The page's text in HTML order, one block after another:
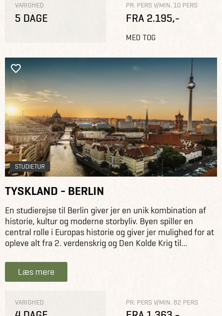
VARIGHED
5 DAGE
PR. PERS V/MIN. 10 PERS
FRA 2.195,-
MED TOG
STUDIETUR
TYSKLAND - BERLIN
En studierejse til Berlin giver jer en unik kombination af
historie, kultur og moderne storbyliv. Byen spiller en
central rolle i Europas historie og giver jer mulighed for at
opleve alt fra 2. verdenskrig og Den Kolde Krig til...
Læs mere
VARIGHED PR. PERS V/MIN. 82 PERS